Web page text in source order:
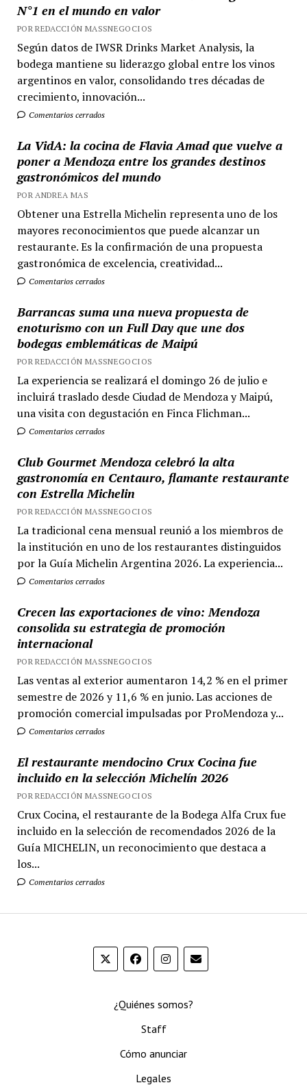
N°1 en el mundo en valor
POR REDACCIÓN MASSNEGOCIOS
Según datos de IWSR Drinks Market Analysis, la
bodega mantiene su liderazgo global entre los vinos
argentinos en valor, consolidando tres décadas de
crecimiento, innovación...
Comentarios cerrados
La VidA: la cocina de Flavia Amad que vuelve a
poner a Mendoza entre los grandes destinos
gastronómicos del mundo
POR ANDREA MAS
Obtener una Estrella Michelin representa uno de los
mayores reconocimientos que puede alcanzar un
restaurante. Es la confirmación de una propuesta
gastronómica de excelencia, creatividad...
Comentarios cerrados
Barrancas suma una nueva propuesta de
enoturismo con un Full Day que une dos
bodegas emblemáticas de Maipú
POR REDACCIÓN MASSNEGOCIOS
La experiencia se realizará el domingo 26 de julio e
incluirá traslado desde Ciudad de Mendoza y Maipú,
una visita con degustación en Finca Flichman...
Comentarios cerrados
Club Gourmet Mendoza celebró la alta
gastronomía en Centauro, flamante restaurante
con Estrella Michelin
POR REDACCIÓN MASSNEGOCIOS
La tradicional cena mensual reunió a los miembros de
la institución en uno de los restaurantes distinguidos
por la Guía Michelin Argentina 2026. La experiencia...
Comentarios cerrados
Crecen las exportaciones de vino: Mendoza
consolida su estrategia de promoción
internacional
POR REDACCIÓN MASSNEGOCIOS
Las ventas al exterior aumentaron 14,2 % en el primer
semestre de 2026 y 11,6 % en junio. Las acciones de
promoción comercial impulsadas por ProMendoza y...
Comentarios cerrados
El restaurante mendocino Crux Cocina fue
incluido en la selección Michelín 2026
POR REDACCIÓN MASSNEGOCIOS
Crux Cocina, el restaurante de la Bodega Alfa Crux fue
incluido en la selección de recomendados 2026 de la
Guía MICHELIN, un reconocimiento que destaca a
los...
Comentarios cerrados
¿Quiénes somos?
Staff
Cómo anunciar
Legales